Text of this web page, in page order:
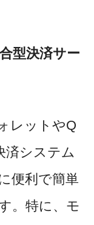
型決済サー
レットやQ
済システム
便利で簡単
。特に、モ